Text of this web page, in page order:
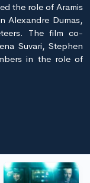
the role of Aramis
Alexandre Dumas,
The film co-
Suvari, Stephen
in the role of